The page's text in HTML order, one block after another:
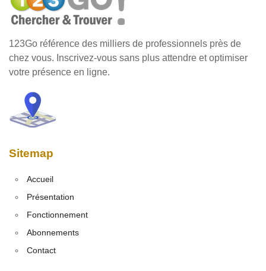
123Go référence des milliers de professionnels près de
chez vous. Inscrivez-vous sans plus attendre et optimiser
votre présence en ligne.
Sitemap
Accueil
Présentation
Fonctionnement
Abonnements
Contact